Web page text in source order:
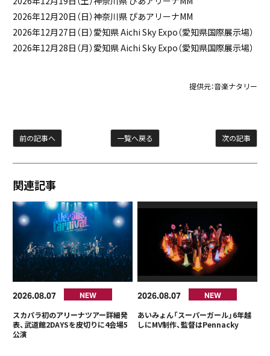
2026年12月20日（日）神奈川県 ぴあアリーナMM
2026年12月27日（日）愛知県 Aichi Sky Expo（愛知県国際展示場）
2026年12月28日（月）愛知県 Aichi Sky Expo（愛知県国際展示場）
提供元：音楽ナタリー
次の記事
一覧へ戻る
前の記事へ
関連記事
2026 08 07 NEW
スカパラ初のアリーナツアー詳細発
表、武道館2DAYSを皮切りに4会場5
公演
2026 08 07 NEW
あいみょん「スーパーガール」6年越
しにMV制作、監督はPennacky